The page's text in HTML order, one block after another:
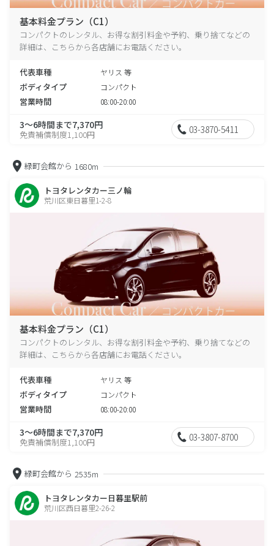
基本料金プラン（C1）
コンパクトのレンタル、お得な割引料金や予約、乗り捨てなどの
詳細は、こちらから各店舗にお電話ください。
代表車種 ヤリス 等
ボディタイプ コンパクト
営業時間 08:00-20:00
3～6時間まで7,370円
免責補償制度1,100円 03-3870-5411
緑町会館から 1680m
トヨタレンタカー三ノ輪
荒川区東日暮里1-2-8
基本料金プラン（C1）
コンパクトのレンタル、お得な割引料金や予約、乗り捨てなどの
詳細は、こちらから各店舗にお電話ください。
代表車種 ヤリス 等
ボディタイプ コンパクト
営業時間 08:00-20:00
3～6時間まで7,370円
免責補償制度1,100円 03-3807-8700
緑町会館から 2535m
トヨタレンタカー日暮里駅前
荒川区西日暮里2-26-2